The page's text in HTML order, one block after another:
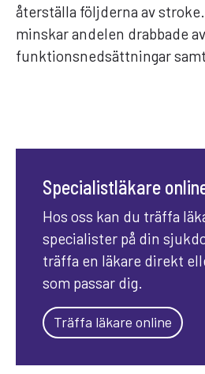
återställa följderna av
minskar andelen drabbade
funktionsnedsättningar
Specialistläkare
Hos oss kan du träffa
specialister på din
träffa en läkare direkt
som passar dig.
Träffa läkare online